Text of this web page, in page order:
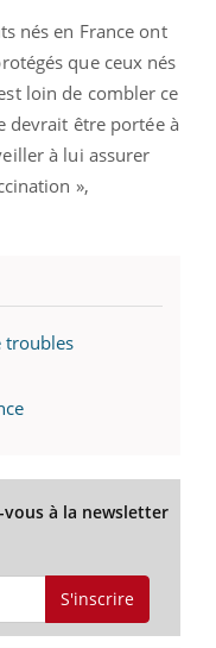
nés en France ont
que ceux nés
loin de combler ce
devrait être portée à
à lui assurer
»,
troubles
vous à la newsletter
S'inscrire